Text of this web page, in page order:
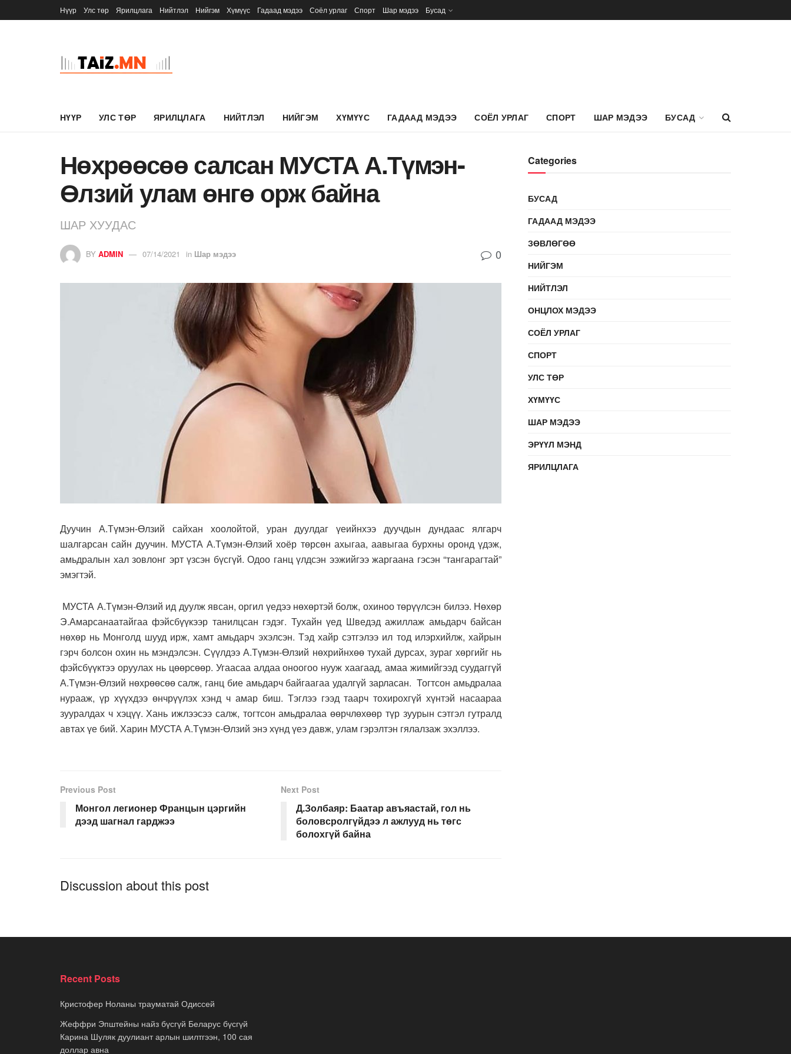
Нүүр Улс төр Ярилцлага Нийтлэл Нийгэм Хүмүүс Гадаад мэдээ Соёл урлаг Спорт Шар мэдээ Бусад
НҮҮР УЛС ТӨР ЯРИЛЦЛАГА НИЙТЛЭЛ НИЙГЭМ ХҮМҮҮС ГАДААД МЭДЭЭ СОЁЛ УРЛАГ СПОРТ ШАР МЭДЭЭ БУСАД
Нөхрөөсөө салсан МУСТА А.Түмэн-
Өлзий улам өнгө орж байна
ШАР ХУУДАС
BY ADMIN 07/14/2021 in Шар мэдээ 0
Дуучин А.Түмэн-Өлзий сайхан хоолойтой, уран дуулдаг үеийнхээ дуучдын дундаас ялгарч
шалгарсан сайн дуучин. МУСТА А.Түмэн-Өлзий хоёр төрсөн ахыгаа, аавыгаа бурхны оронд үдэж,
амьдралын хал зовлонг эрт үзсэн бүсгүй. Одоо ганц үлдсэн ээжийгээ жаргаана гэсэн “тангарагтай”
эмэгтэй.
МУСТА А.Түмэн-Өлзий ид дуулж явсан, оргил үедээ нөхөртэй болж, охиноо төрүүлсэн билээ. Нөхөр
Э.Амарсанаатайгаа фэйсбүүкээр танилцсан гэдэг. Тухайн үед Шведэд ажиллаж амьдарч байсан
нөхөр нь Монголд шууд ирж, хамт амьдарч эхэлсэн. Тэд хайр сэтгэлээ ил тод илэрхийлж, хайрын
гэрч болсон охин нь мэндэлсэн. Сүүлдээ А.Түмэн-Өлзий нөхрийнхөө тухай дурсах, зураг хөргийг нь
фэйсбүүктээ оруулах нь цөөрсөөр. Угаасаа алдаа оноогоо нууж хаагаад, амаа жимийгээд суудаггүй
А.Түмэн-Өлзий нөхрөөсөө салж, ганц бие амьдарч байгаагаа удалгүй зарласан. Тогтсон амьдралаа
нурааж, үр хүүхдээ өнчрүүлэх хэнд ч амар биш. Тэглээ гээд таарч тохирохгүй хүнтэй насаараа
зууралдах ч хэцүү. Хань ижлээсээ салж, тогтсон амьдралаа өөрчлөхөөр түр зуурын сэтгэл гутралд
автах үе бий. Харин МУСТА А.Түмэн-Өлзий энэ хүнд үеэ давж, улам гэрэлтэн гялалзаж эхэллээ.
Previous Post
Монгол легионер Францын цэргийн
дээд шагнал гарджээ
Next Post
Д.Золбаяр: Баатар авъяастай, гол нь
боловсролгүйдээ л ажлууд нь төгс
болохгүй байна
Discussion about this post
Categories
БУСАД
ГАДААД МЭДЭЭ
ЗӨВЛӨГӨӨ
НИЙГЭМ
НИЙТЛЭЛ
ОНЦЛОХ МЭДЭЭ
СОЁЛ УРЛАГ
СПОРТ
УЛС ТӨР
ХҮМҮҮС
ШАР МЭДЭЭ
ЭРҮҮЛ МЭНД
ЯРИЛЦЛАГА
Recent Posts
Кристофер Ноланы трауматай Одиссей
Жеффри Эпштейны найз бүсгүй Беларус бүсгүй
Карина Шуляк дуулиант арлын шилтгээн, 100 сая
доллар авна